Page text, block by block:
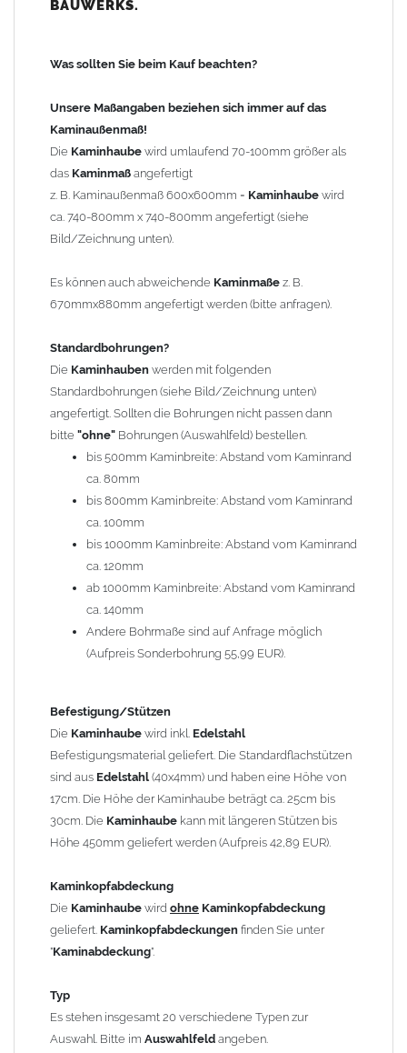
100mm
120mm
140mm
Andere Bohrmaße sind auf Anfrage möglich (Aufpreis
Sonderbohrung 55,99 EUR).
Befestigung/Stützen
Kaminhaubewird inkl. EdelstahlBefestigungsmaterial
geliefert. Die Standardflachstützen sind aus
beträgt ca. 25cm bis 30cm. DieKaminhaubekann mit längeren
Stützen bis Höhe 450mm geliefert werden (Aufpreis 42,89 EUR).
Kaminkopfabdeckung
Kaminhaubewirdohne Kaminkopfabdeckung
Kaminkopfabdeckungenfinden Sie unter "Kaminabdeckung
Es stehen insgesamt 20 verschiedene Typen zur Auswahl. Bitte
Auswahlfeldangeben.
Standardhauben siehe Auswahlfeld: 01 Haus,03 Welle
(unser Topseller)
Laube, 13 Schwalbe, 14 Sattel Welle, 15 Welle 90° gedreht,
17 Dach, 18 Plafond 2, 19 S-Line, 20 Pult
Typ 07 (Welle hoch) und 08 (Doppel Welle) haben einen
Aufpreis von 20% (bitte anfragen - Bestellung nicht über
Shop möglich).
Die Typen 02 (Bogen), 06 (Krempe), 09 (Pagode), 10
1,5mm hergestellt (Preis auf Anfrage = ca. 2-3-fache vom
1,5mm Standardpreis)
allgemeine Informationen:
Ab einer Kaminlängevon 1200mm werden 6
Kaminstützengeliefert.
Bei der Kombination mitWetterfahneundKaminbreite
angefertigt.
DieKaminhaubekann mitklappbaren Stützen
für 4 Stützen = 96,89 EUR, Länge ab 1200mm 6 Stützen =
145,39 EUR) geliefert werden.
Ihrem zuständigen
BAUWERKS.
Was sollten Sie beim Kauf beachten?
Unsere Maßangaben beziehen sich immer auf das
Kaminaußenmaß!
Die Kaminhaube wird umlaufend 70-100mm größer als
das Kaminmaß angefertigt
z. B. Kaminaußenmaß 600x600mm = Kaminhaube wird
ca. 740-800mm x 740-800mm angefertigt (siehe
Bild/Zeichnung unten).
Es können auch abweichende Kaminmaße z. B.
670mmx880mm angefertigt werden (bitte anfragen).
Standardbohrungen?
Die Kaminhauben werden mit folgenden
Standardbohrungen (siehe Bild/Zeichnung unten)
angefertigt. Sollten die Bohrungen nicht passen dann
bitte "ohne" Bohrungen (Auswahlfeld) bestellen.
bis 500mm Kaminbreite: Abstand vom Kaminrand
ca. 80mm
bis 800mm Kaminbreite: Abstand vom Kaminrand
ca. 100mm
bis 1000mm Kaminbreite: Abstand vom Kaminrand
ca. 120mm
ab 1000mm Kaminbreite: Abstand vom Kaminrand
ca. 140mm
Andere Bohrmaße sind auf Anfrage möglich
(Aufpreis Sonderbohrung 55,99 EUR).
Befestigung/Stützen
Die Kaminhaube wird inkl. Edelstahl
Befestigungsmaterial geliefert. Die Standardflachstützen
sind aus Edelstahl (40x4mm) und haben eine Höhe von
17cm. Die Höhe der Kaminhaube beträgt ca. 25cm bis
30cm. Die Kaminhaube kann mit längeren Stützen bis
Höhe 450mm geliefert werden (Aufpreis 42,89 EUR).
Kaminkopfabdeckung
Die Kaminhaube wird ohne Kaminkopfabdeckung
geliefert. Kaminkopfabdeckungen finden Sie unter
"Kaminabdeckung".
Typ
Es stehen insgesamt 20 verschiedene Typen zur
Auswahl. Bitte im Auswahlfeld angeben.